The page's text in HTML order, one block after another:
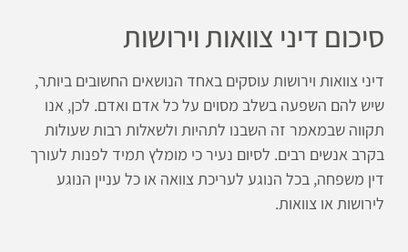
סיכום דיני צוואות וירושות
דיני צוואות וירושות עוסקים באחד הנושאים החשובים ביותר,
שיש להם השפעה בשלב מסוים על כל אדם ואדם. לכן, אנו
תקווה שבמאמר זה השבנו לתהיות ולשאלות רבות שעולות
בקרב אנשים רבים. לסיום נעיר כי מומלץ תמיד לפנות לעורך
דין משפחה, בכל הנוגע לעריכת צוואה או כל עניין הנוגע
לירושות או צוואות.